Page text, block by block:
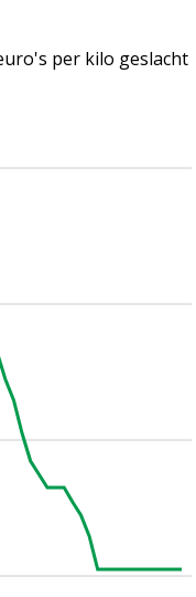
per kilo geslacht